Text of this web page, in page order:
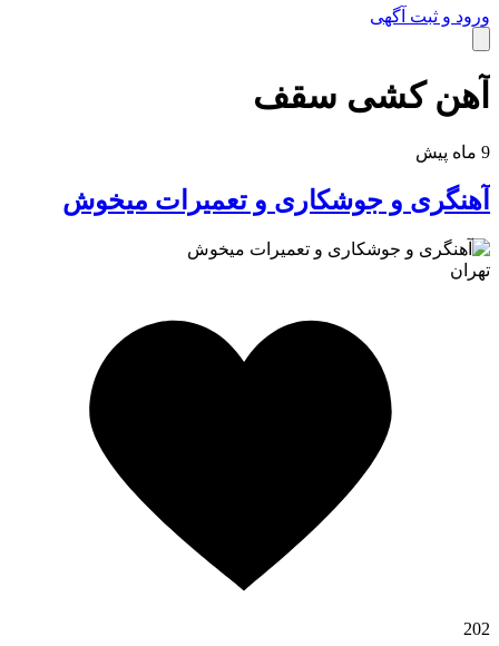
وبلاگ
ورود و ثبت آگهی
آهن کشی سقف
آهنگری و جوشکاری و تعمیرات میخوش
تهران
202